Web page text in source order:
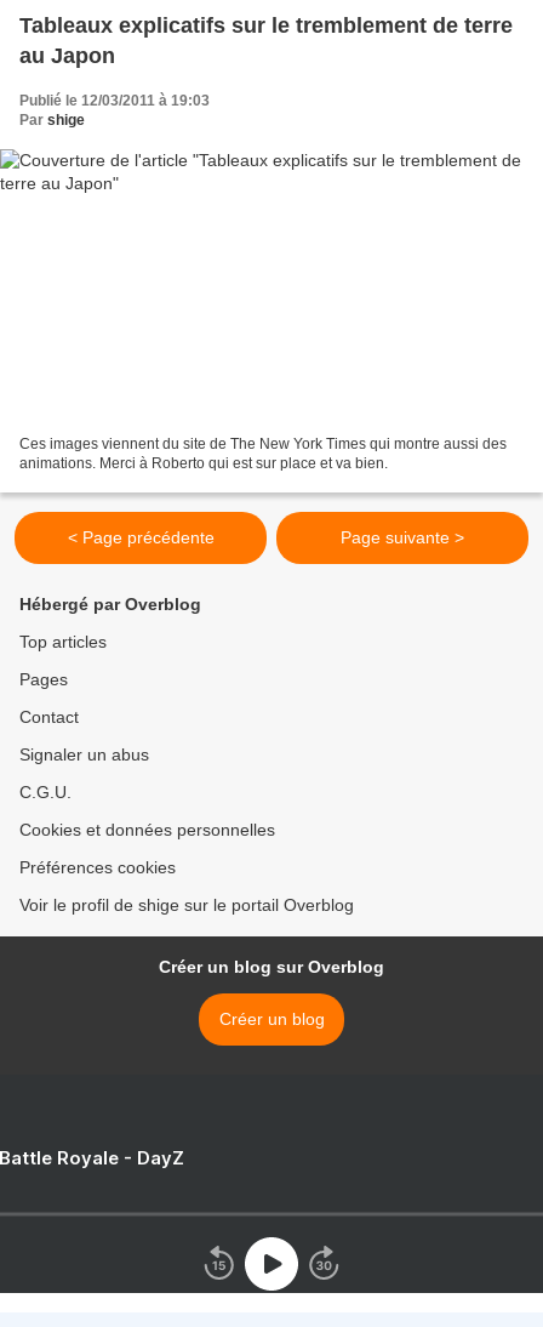
Tableaux explicatifs sur le tremblement de terre
au Japon
Publié le 12/03/2011 à 19:03
Par shige
Ces images viennent du site de The New York Times qui montre aussi des
animations. Merci à Roberto qui est sur place et va bien.
< Page précédente Page suivante >
Hébergé par Overblog
Top articles
Pages
Contact
Signaler un abus
C.G.U.
Cookies et données personnelles
Préférences cookies
Voir le profil de shige sur le portail Overblog
Créer un blog sur Overblog
Créer un blog
Royale - DayZ